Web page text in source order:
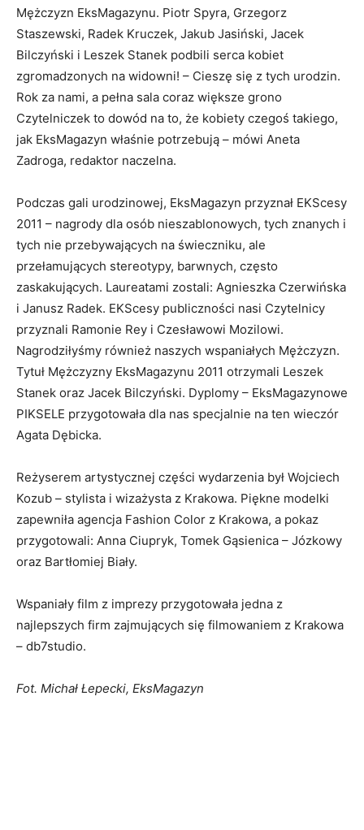
Mężczyzn EksMagazynu. Piotr Spyra, Grzegorz
Staszewski, Radek Kruczek, Jakub Jasiński, Jacek
Bilczyński i Leszek Stanek podbili serca kobiet
zgromadzonych na widowni! – Cieszę się z tych urodzin.
Rok za nami, a pełna sala coraz większe grono
Czytelniczek to dowód na to, że kobiety czegoś takiego,
jak EksMagazyn właśnie potrzebują – mówi Aneta
Zadroga, redaktor naczelna.
Podczas gali urodzinowej, EksMagazyn przyznał EKScesy
2011 – nagrody dla osób nieszablonowych, tych znanych i
tych nie przebywających na świeczniku, ale
przełamujących stereotypy, barwnych, często
zaskakujących. Laureatami zostali: Agnieszka Czerwińska
i Janusz Radek. EKScesy publiczności nasi Czytelnicy
przyznali Ramonie Rey i Czesławowi Mozilowi.
Nagrodziłyśmy również naszych wspaniałych Mężczyzn.
Tytuł Mężczyzny EksMagazynu 2011 otrzymali Leszek
Stanek oraz Jacek Bilczyński. Dyplomy – EksMagazynowe
PIKSELE przygotowała dla nas specjalnie na ten wieczór
Agata Dębicka.
Reżyserem artystycznej części wydarzenia był Wojciech
Kozub – stylista i wizażysta z Krakowa. Piękne modelki
zapewniła agencja Fashion Color z Krakowa, a pokaz
przygotowali: Anna Ciupryk, Tomek Gąsienica – Józkowy
oraz Bartłomiej Biały.
Wspaniały film z imprezy przygotowała jedna z
najlepszych firm zajmujących się filmowaniem z Krakowa
– db7studio.
Fot. Michał Łepecki, EksMagazyn